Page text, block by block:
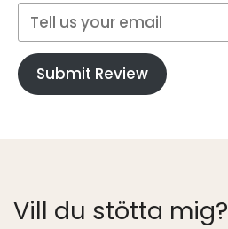
Submit Review
Vill du stötta mig?